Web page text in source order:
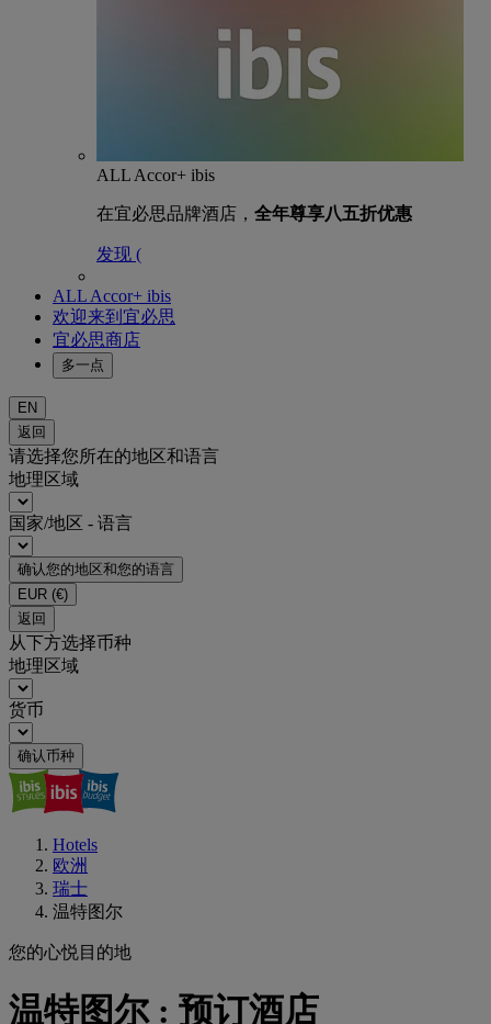
ALL Accor+ ibis
在宜必思品牌酒店， 全年尊享八五折优惠
发现 (
ALL Accor+ ibis
欢迎来到宜必思
宜必思商店
多一点
EN
返回
请选择您所在的地区和语言
地理区域
国家/地区 - 语言
确认您的地区和您的语言
EUR (€)
返回
从下方选择币种
地理区域
货币
确认币种
Hotels
欧洲
瑞士
温特图尔
您的心悦目的地
温特图尔 : 预订酒店